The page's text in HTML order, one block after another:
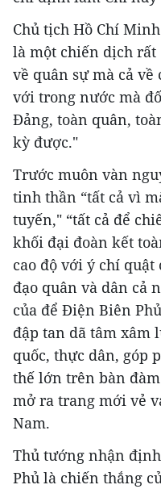
Chủ tịch Hồ Chí
là một chiến dịch
về quân sự mà cả
với trong nước mà
Đảng, toàn quân,
kỳ được."
Trước muôn vàn
tinh thần “tất cả vì
tuyến," “tất cả để
khối đại đoàn kết
cao độ với ý chí
đạo quân và dân cả
của để Điện Biên
đập tan dã tâm xâm
quốc, thực dân, góp
thế lớn trên bàn
mở ra trang mới vẻ
Nam.
Thủ tướng nhận
Phủ là chiến thắng